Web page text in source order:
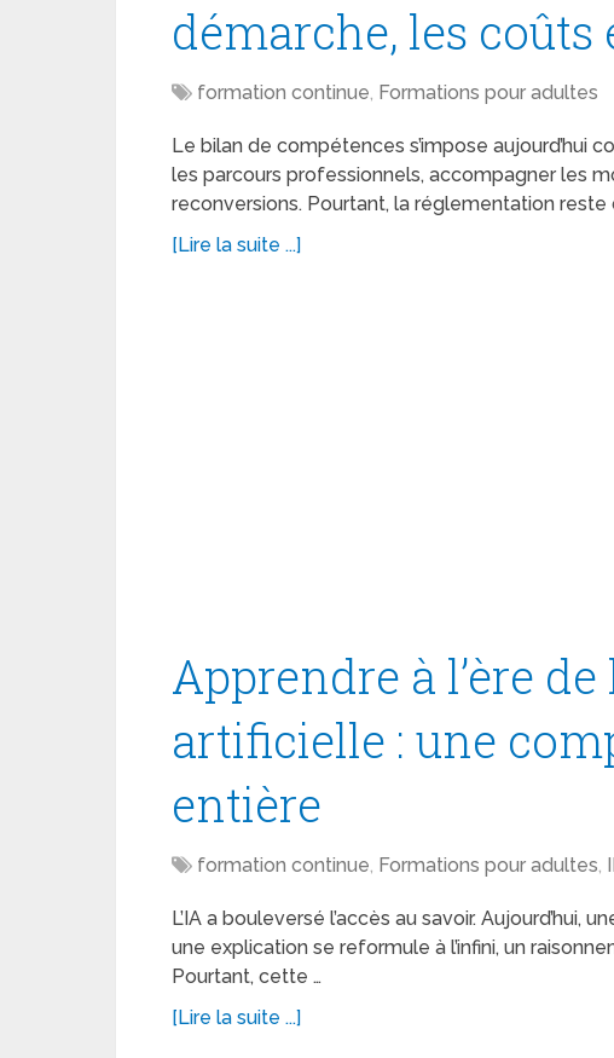
démarche, les
formation continue, Formations pour adultes
Le bilan de compétences s’impose aujourd’hui
les parcours professionnels, accompagner les
reconversions. Pourtant, la réglementation reste
[Lire la suite ...]
Apprendre à l’ère
artificielle : une
entière
formation continue, Formations pour adultes,
L’IA a bouleversé l’accès au savoir. Aujourd’hui,
une explication se reformule à l’infini, un
Pourtant, cette …
[Lire la suite ...]